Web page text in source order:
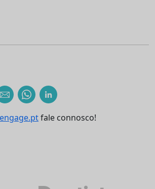
fale connosco!